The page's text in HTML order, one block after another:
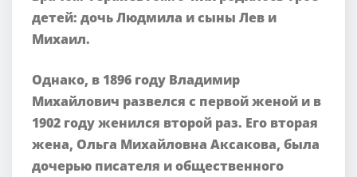
детей: дочь Людмила и сыны Лев и
Михаил.
Однако, в 1896 году Владимир
Михайлович развелся с первой женой и в
1902 году женился второй раз. Его вторая
жена, Ольга Михайловна Аксакова, была
дочерью писателя и общественного